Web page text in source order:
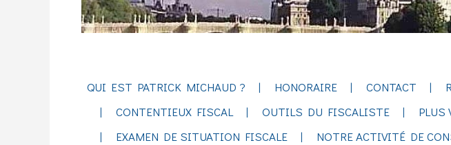
QUI EST PATRICK MICHAUD ? HONORAIRE CONTACT
CONTENTIEUX FISCAL
OUTILS DU FISCALISTE PLUS
EXAMEN DE SITUATION FISCALE
NOTRE ACTIVITÉ DE